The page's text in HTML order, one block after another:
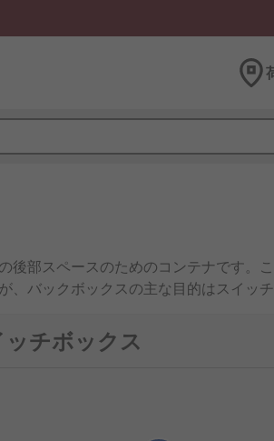
部スペースのためのコンテナです。
バックボックスの主な目的はスイッ
チボックス